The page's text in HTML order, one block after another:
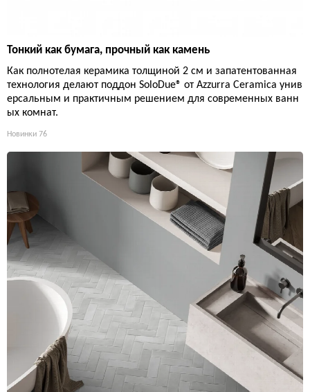
Тонкий как бумага, прочный как камень
Как полнотелая керамика толщиной 2 см и запатентованная
технология делают поддон SoloDue® от Azzurra Ceramica унив
ерсальным и практичным решением для современных ванн
ых комнат.
Новинки 76